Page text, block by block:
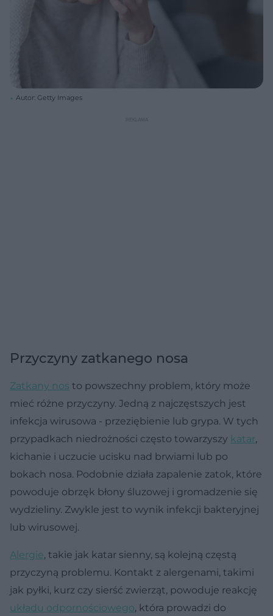
Autor: Getty Images
Przyczyny zatkanego nosa
Zatkany nos to powszechny problem, który może
mieć różne przyczyny. Jedną z najczęstszych jest
infekcja wirusowa - przeziębienie lub grypa. W tych
przypadkach niedrożności często towarzyszy katar,
kichanie i uczucie ucisku nad brwiami lub po
bokach nosa. Podobnie działa zapalenie zatok, które
powoduje obrzęk błony śluzowej i gromadzenie się
wydzieliny. Zwykle jest to wynik infekcji bakteryjnej
lub wirusowej.
Alergie, takie jak katar sienny, są kolejną częstą
przyczyną problemu. Kontakt z alergenami, takimi
jak pyłki, kurz czy sierść zwierząt, powoduje reakcję
układu odpornościowego, która prowadzi do